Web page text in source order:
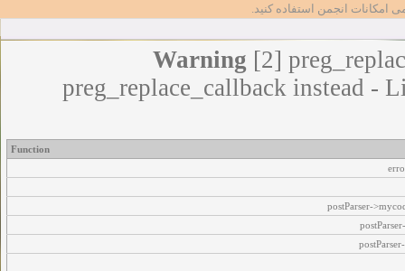
امکانات انجمن استفاده کنید.
Warning [2]
preg_replace_callback instead -
Function
postParser-